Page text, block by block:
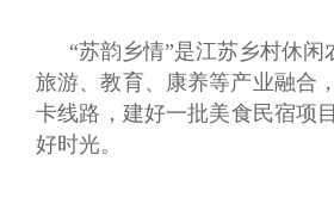
“苏韵乡情”是江苏乡村休
旅游、教育、康养等产业融合
卡线路，建好一批美食民宿项
好时光。